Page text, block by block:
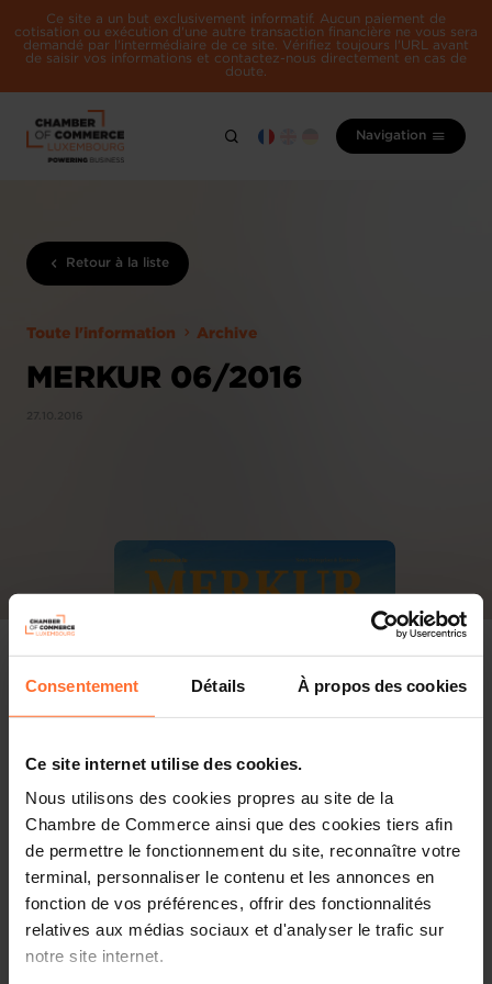
Consentement Détails À propos des cookies
Ce site internet utilise des cookies.
Nous utilisons des cookies propres au site de la
Chambre de Commerce ainsi que des cookies tiers afin
de permettre le fonctionnement du site, reconnaître votre
terminal, personnaliser le contenu et les annonces en
fonction de vos préférences, offrir des fonctionnalités
relatives aux médias sociaux et d'analyser le trafic sur
notre site internet.
Ce site a un but exclusivement informatif. Aucun paiement de
cotisation ou exécution d'une autre transaction financière ne vous sera
demandé par l'intermédiaire de ce site. Vérifiez toujours l'URL avant
de saisir vos informations et contactez-nous directement en cas de
doute.
Navigation
Retour à la liste
Toute l'information Archive
MERKUR 06/2016